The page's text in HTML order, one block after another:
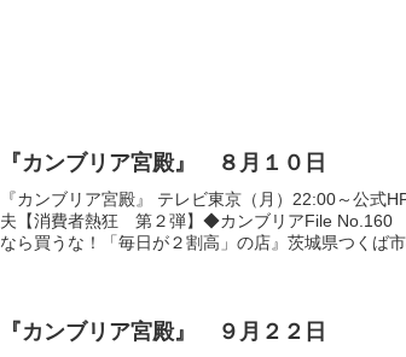
『カンブリア宮殿』 ８月１０日
『カンブリア宮殿』 テレビ東京（月）22:00～公式
夫【消費者熱狂 第２弾】◆カンブリアFile
なら買うな！「毎日が２割高」の店』茨城県つくば市
『カンブリア宮殿』 ９月２２日